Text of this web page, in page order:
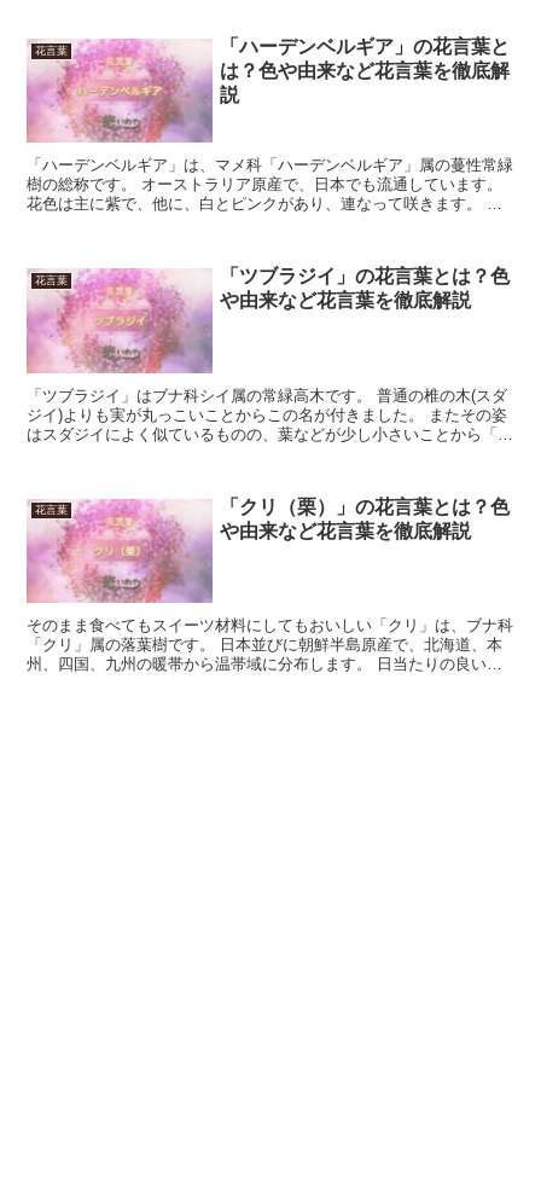
花言葉
「ハーデンベルギア」の花言葉と
は？色や由来など花言葉を徹底解
説
「ハーデンベルギア」は、マメ科「ハーデンベルギア」属の蔓性常緑
樹の総称です。 オーストラリア原産で、日本でも流通しています。
花色は主に紫で、他に、白とピンクがあり、連なって咲きます。 花
花言葉
「ツブラジイ」の花言葉とは？色
や由来など花言葉を徹底解説
「ツブラジイ」はブナ科シイ属の常緑高木です。 普通の椎の木(スダ
ジイ)よりも実が丸っこいことからこの名が付きました。 またその姿
はスダジイによく似ているものの、葉などが少し小さいことから「コ
花言葉
「クリ（栗）」の花言葉とは？色
や由来など花言葉を徹底解説
そのまま食べてもスイーツ材料にしてもおいしい「クリ」は、ブナ科
「クリ」属の落葉樹です。 日本並びに朝鮮半島原産で、北海道、本
州、四国、九州の暖帯から温帯域に分布します。 日当たりの良い山